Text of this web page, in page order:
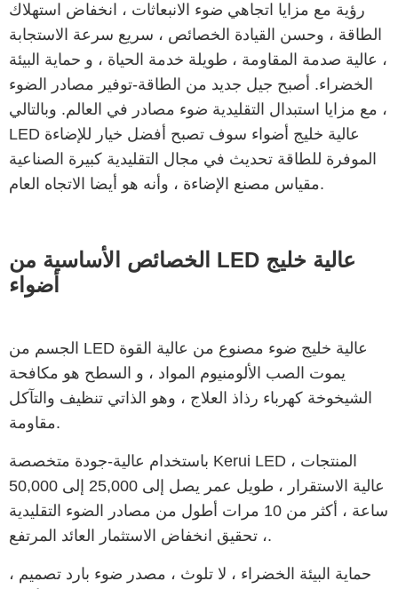
رؤية مع مزايا اتجاهي ضوء الانبعاثات ، انخفاض استهلاك
الطاقة ، وحسن القيادة الخصائص ، سريع سرعة الاستجابة
، عالية صدمة المقاومة ، طويلة خدمة الحياة ، و حماية البيئة
الخضراء. أصبح جيل جديد من الطاقة-توفير مصادر الضوء
مع مزايا استبدال التقليدية ضوء مصادر في العالم. وبالتالي ،
LED عالية خليج أضواء سوف تصبح أفضل خيار للإضاءة
الموفرة للطاقة تحديث في مجال التقليدية كبيرة الصناعية
مقياس مصنع الإضاءة ، وأنه هو أيضا الاتجاه العام.
الخصائص الأساسية من LED عالية خليج
أضواء
الجسم من LED عالية خليج ضوء مصنوع من عالية القوة
يموت الصب الألومنيوم المواد ، و السطح هو مكافحة
الشيخوخة كهرباء رذاذ العلاج ، وهو الذاتي تنظيف والتآكل
مقاومة.
باستخدام عالية-جودة متخصصة Kerui LED المنتجات ،
عالية الاستقرار ، طويل عمر يصل إلى 25,000 إلى 50,000
ساعة ، أكثر من 10 مرات أطول من مصادر الضوء التقليدية
، تحقيق انخفاض الاستثمار العائد المرتفع.
حماية البيئة الخضراء ، لا تلوث ، مصدر ضوء بارد تصميم ،